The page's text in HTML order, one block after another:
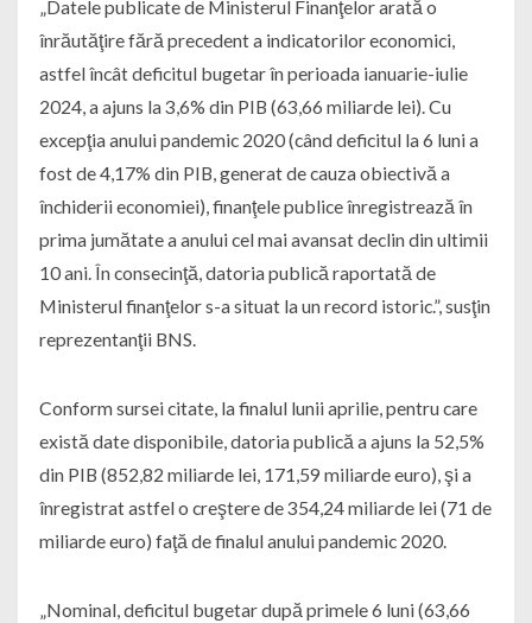
„Datele publicate de Ministerul Finanţelor arată o
înrăutăţire fără precedent a indicatorilor economici,
astfel încât deficitul bugetar în perioada ianuarie-iulie
2024, a ajuns la 3,6% din PIB (63,66 miliarde lei). Cu
excepţia anului pandemic 2020 (când deficitul la 6 luni a
fost de 4,17% din PIB, generat de cauza obiectivă a
închiderii economiei), finanţele publice înregistrează în
prima jumătate a anului cel mai avansat declin din ultimii
10 ani. În consecinţă, datoria publică raportată de
Ministerul finanţelor s-a situat la un record istoric.”, susţin
reprezentanţii BNS.
Conform sursei citate, la finalul lunii aprilie, pentru care
există date disponibile, datoria publică a ajuns la 52,5%
din PIB (852,82 miliarde lei, 171,59 miliarde euro), şi a
înregistrat astfel o creştere de 354,24 miliarde lei (71 de
miliarde euro) faţă de finalul anului pandemic 2020.
„Nominal, deficitul bugetar după primele 6 luni (63,66